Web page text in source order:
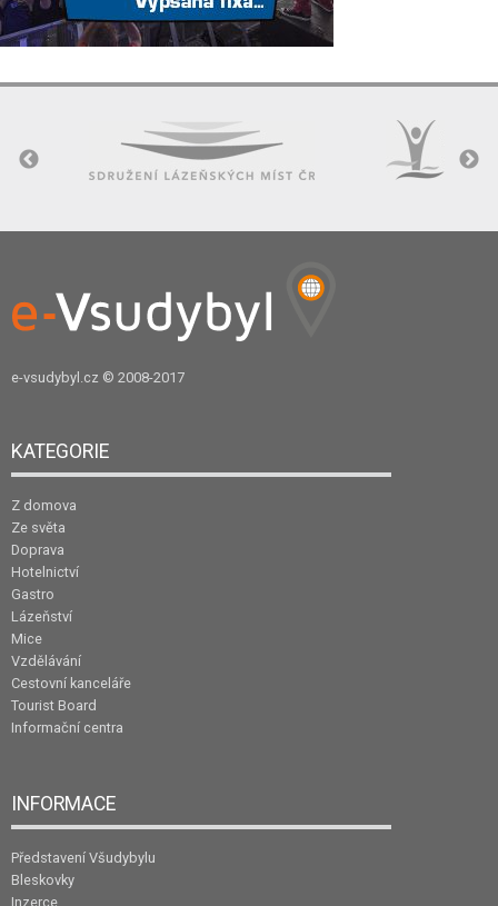
e-vsudybyl.cz © 2008-2017
KATEGORIE
Z domova
Ze světa
Doprava
Hotelnictví
Gastro
Lázeňství
Mice
Vzdělávání
Cestovní kanceláře
Tourist Board
Informační centra
INFORMACE
Představení Všudybylu
Bleskovky
Inzerce